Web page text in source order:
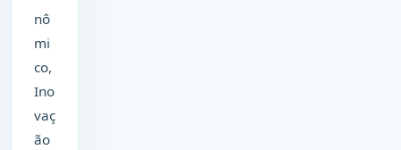
nô
mi
co,
Ino
vaç
ão